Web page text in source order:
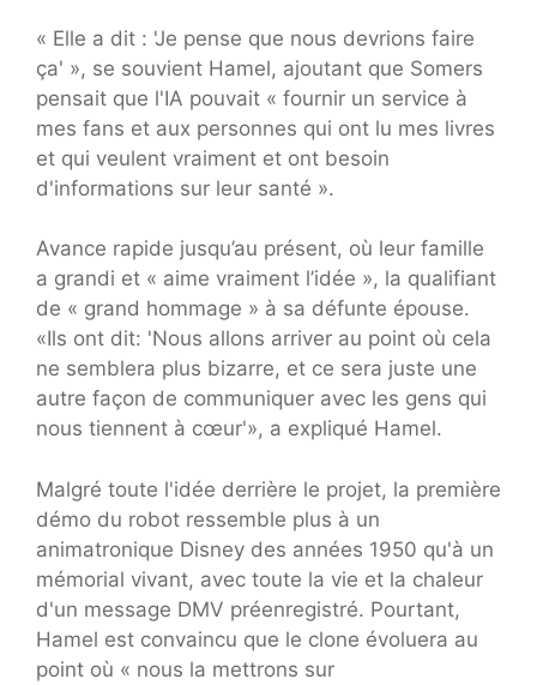
« Elle a dit : 'Je pense que nous devrions faire
ça' », se souvient Hamel, ajoutant que Somers
pensait que l'IA pouvait « fournir un service à
mes fans et aux personnes qui ont lu mes livres
et qui veulent vraiment et ont besoin
d'informations sur leur santé ».
Avance rapide jusqu’au présent, où leur famille
a grandi et « aime vraiment l’idée », la qualifiant
de « grand hommage » à sa défunte épouse.
«Ils ont dit: 'Nous allons arriver au point où cela
ne semblera plus bizarre, et ce sera juste une
autre façon de communiquer avec les gens qui
nous tiennent à cœur'», a expliqué Hamel.
Malgré toute l'idée derrière le projet, la première
démo du robot ressemble plus à un
animatronique Disney des années 1950 qu'à un
mémorial vivant, avec toute la vie et la chaleur
d'un message DMV préenregistré. Pourtant,
Hamel est convaincu que le clone évoluera au
point où « nous la mettrons sur